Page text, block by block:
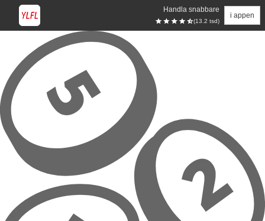
Handla snabbare
(13.2 tsd)
i appen
Hoppa till huvudinnehåll